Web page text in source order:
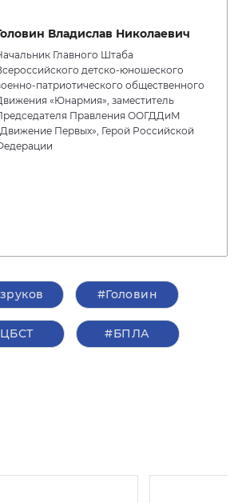
Владислав Николаевич
Главного Штаба
детско-юношеского
патриотического общественного
«Юнармия», заместитель
Правления ООГДДиМ
Первых», Герой Российской
#Головин
#БПЛА